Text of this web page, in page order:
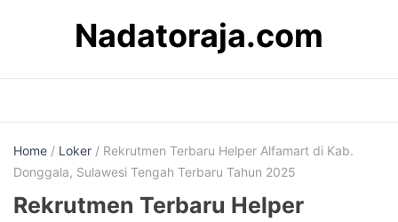
Nadatoraja.com
Home / Loker / Rekrutmen Terbaru Helper Alfamart di Kab.
Donggala, Sulawesi Tengah Terbaru Tahun 2025
Rekrutmen Terbaru Helper